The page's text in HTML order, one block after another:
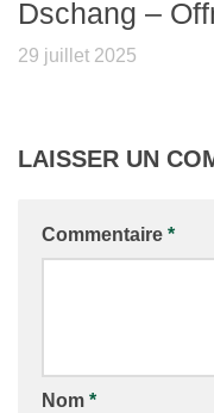
Dschang –
29 juillet 2025
LAISSER UN
Commentaire *
Nom *